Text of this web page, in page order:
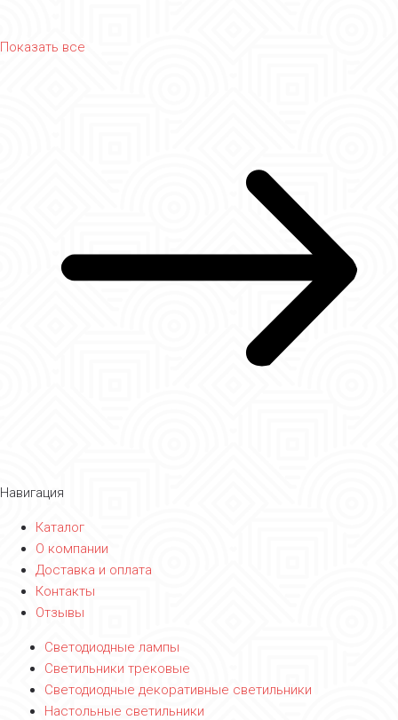
Показать все
Навигация
Каталог
О компании
Доставка и оплата
Контакты
Отзывы
Светодиодные лампы
Светильники трековые
Светодиодные декоративные светильники
Настольные светильники